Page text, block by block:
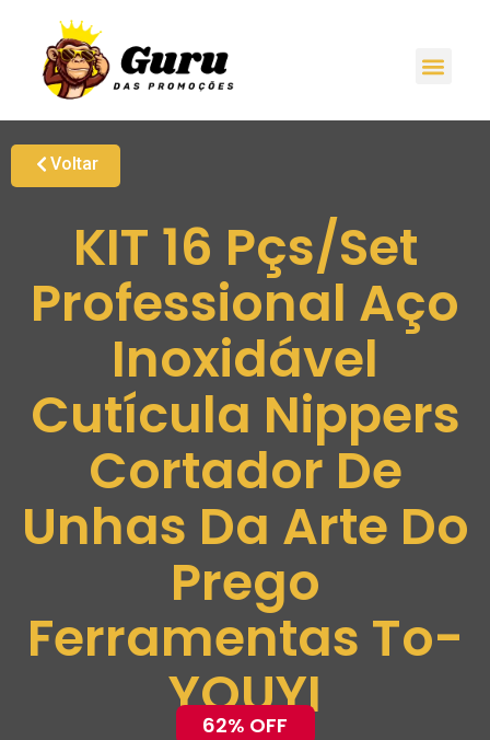
Voltar
KIT 16 Pçs/Set
Professional Aço
Inoxidável
Cutícula Nippers
Cortador De
Unhas Da Arte Do
Prego
Ferramentas To-
YOUYI
62% OFF